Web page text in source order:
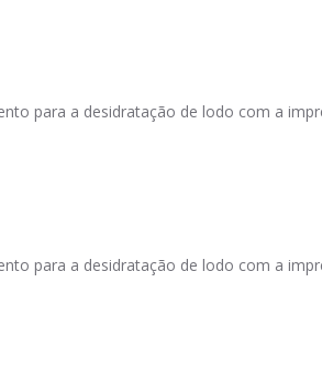
para a desidratação de lodo com a
para a desidratação de lodo com a